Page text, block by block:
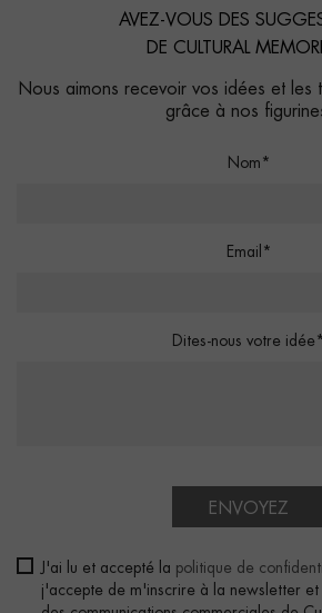
AVEZ-VOUS DES
DE CULTURAL
Nous aimons recevoir vos idées et les
grâce à nos
Nom*
Email*
Dites-nous votre idée*
ENVOYEZ
J'ai lu et accepté la politique de
j'accepte de m'inscrire à la newsletter